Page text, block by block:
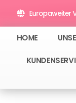
Inhalt
springen
Europaweiter
HOME